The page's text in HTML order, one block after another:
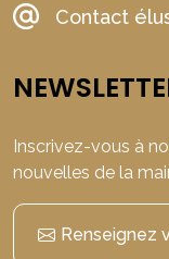
Contact
Inscrivez-vous à
nouvelles de la
Renseignez